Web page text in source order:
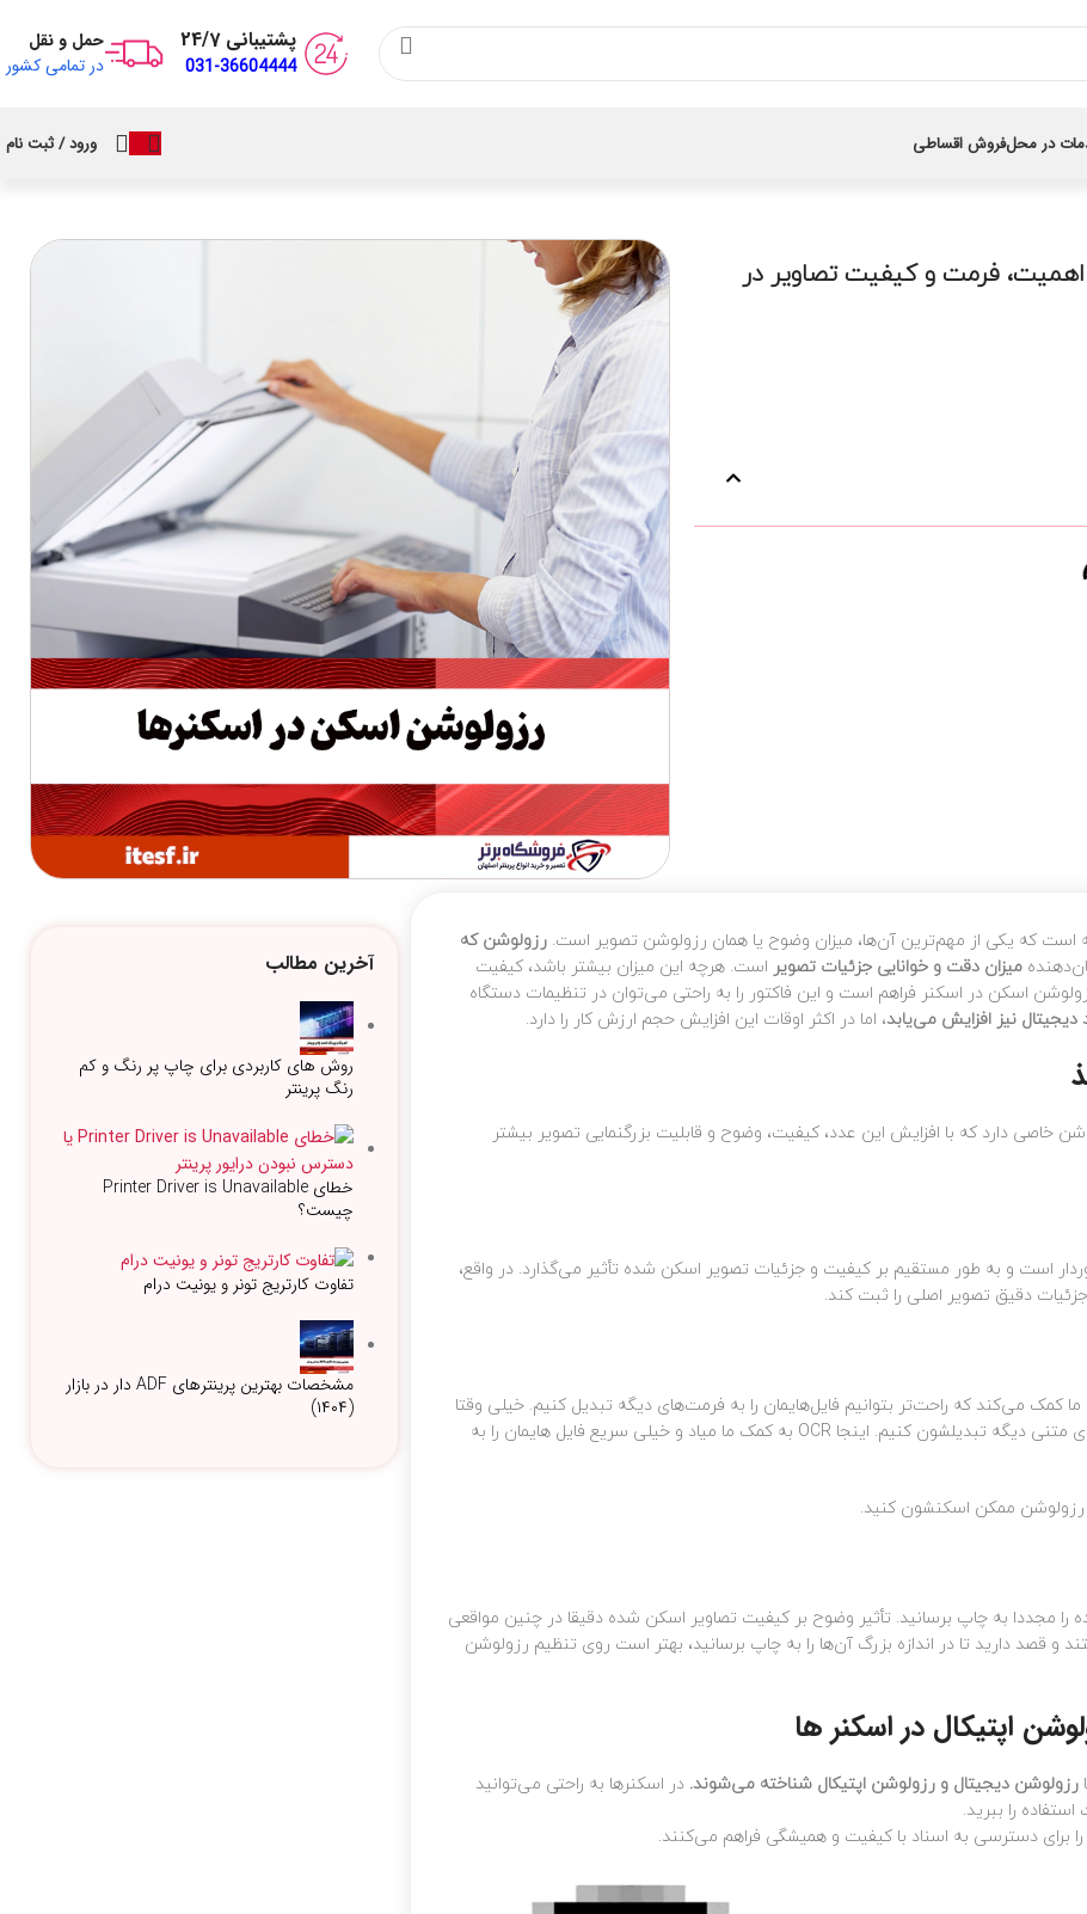
پشتیبانی 24/7
031-36604444
حمل و نقل
در تمامی کشور
در محلفروش اقساطی ورود / ثبت نام
فرمت و کیفیت تصاویر در
است که یکی از مهم‌ترین آن‌ها، میزان وضوح یا همان رزولوشن تصویر است. رزولوشن که
میزان دقت و خوانایی جزئیات تصویر است. هرچه این میزان بیشتر باشد، کیفیت
اسکن در اسکنر فراهم است و این فاکتور را به راحتی می‌توان در تنظیمات دستگاه
نیز افزایش می‌یابد، اما در اکثر اوقات این افزایش حجم ارزش کار را دارد.
خاصی دارد که با افزایش این عدد، کیفیت، وضوح و قابلیت بزرگنمایی تصویر بیشتر
است و به طور مستقیم بر کیفیت و جزئیات تصویر اسکن شده تأثیر می‌گذارد. در واقع،
دقیق تصویر اصلی را ثبت کند.
می‌کند که راحت‌تر بتوانیم فایل‌هایمان را به فرمت‌های دیگه تبدیل کنیم. خیلی وقتا
پیش میاد که فایل‌ها متنی هستند و لازمه که به فرمت‌های متنی دیگه تبدیلشون کنیم. اینجا OCR به کمک ما میاد و خیلی سریع فایل هایمان را به
رزولوشن ممکن اسکنشون کنید.
را مجددا به چاپ برسانید. تأثیر وضوح بر کیفیت تصاویر اسکن شده دقیقا در چنین مواقعی
قصد دارید تا در اندازه بزرگ آن‌ها را به چاپ برسانید، بهتر است روی تنظیم رزولوشن
اپتیکال در اسکنر ها
رزولوشن دیجیتال و رزولوشن اپتیکال شناخته می‌شوند. در اسکنرها به راحتی می‌توانید
را ببرید.
برای دسترسی به اسناد با کیفیت و همیشگی فراهم می‌کنند.
آخرین مطالب
روش های کاربردی برای چاپ پر رنگ و کم
رنگ پرینتر
خطای Printer Driver is Unavailable
چیست؟
تفاوت کارتریج تونر و یونیت درام
مشخصات بهترین پرینترهای ADF دار در بازار
(۱۴۰۴)